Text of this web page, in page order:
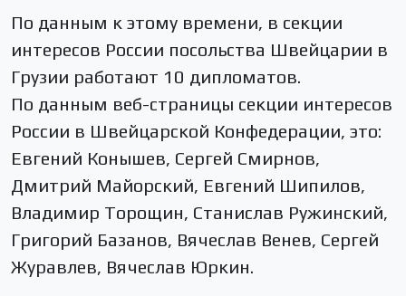
По данным к этому времени, в секции
интересов России посольства Швейцарии в
Грузии работают 10 дипломатов.
По данным веб-страницы секции интересов
России в Швейцарской Конфедерации, это:
Евгений Конышев, Сергей Смирнов,
Дмитрий Майорский, Евгений Шипилов,
Владимир Торощин, Станислав Ружинский,
Григорий Базанов, Вячеслав Венев, Сергей
Журавлев, Вячеслав Юркин.